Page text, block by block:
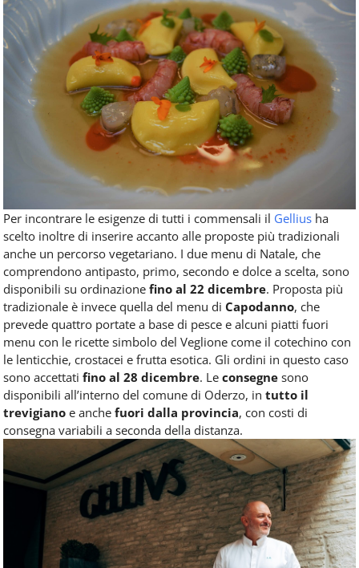
Per incontrare le esigenze di tutti i commensali il Gellius ha
scelto inoltre di inserire accanto alle proposte più tradizionali
anche un percorso vegetariano. I due menu di Natale, che
comprendono antipasto, primo, secondo e dolce a scelta, sono
disponibili su ordinazione fino al 22 dicembre. Proposta più
tradizionale è invece quella del menu di Capodanno, che
prevede quattro portate a base di pesce e alcuni piatti fuori
menu con le ricette simbolo del Veglione come il cotechino con
le lenticchie, crostacei e frutta esotica. Gli ordini in questo caso
sono accettati fino al 28 dicembre. Le consegne sono
disponibili all’interno del comune di Oderzo, in tutto il
trevigiano e anche fuori dalla provincia, con costi di
consegna variabili a seconda della distanza.